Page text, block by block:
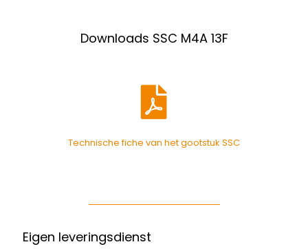
Downloads SSC M4A 13F
Technische fiche van het gootstuk SSC
Eigen leveringsdienst